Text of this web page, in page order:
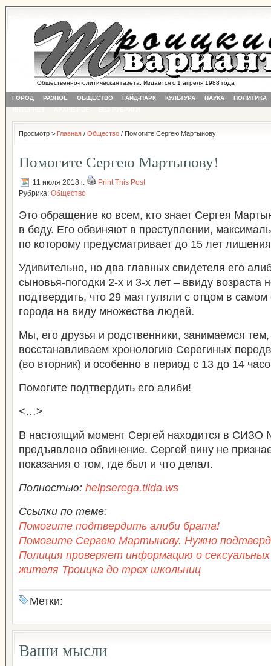
Общественно-политическая газета. Издается с 1 апреля 1988 года
ГОРОД РАЗНОЕ ОБЩЕСТВО ГАЙД-ПАРК КУЛЬТУРА НАУКА
ПОЛИТИКА
Просмотр > Главная / Общество / Помогите Сергею Мартынову!
Помогите Сергею Мартынову!
11 июля 2018 г.
Print This Post
Рубрика: Общество
Это обращение ко всем, кто знает Сергея
в беду. Его обвиняют в преступлении,
по которому предусматривает до 15 лет
Удивительно, но два главных свидетеля его
сыновья-погодки 2-х и 3-х лет – ввиду возраста
подтвердить, что 29 мая гуляли с отцом в
города на виду множества людей.
Мы, его друзья и родственники, занимаемся тем,
восстанавливаем хронологию Серегиных
(во вторник) и особенно в период с 13 до 14
Помогите подтвердить его алиби!
<…>
В настоящий момент Сергей находится в СИЗО
предъявлено обвинение. Сергей вину не
показания о том, где был и что делал.
Полностью: helpserega.tilda.ws
Ссылки по теме:
Помогите подтвердить алиби брата!
Помогите Сергею Мартынову. Нужно
Полиция проверяет информацию о
жителя Троицка до трех школьниц
Метки:
Ваши мысли